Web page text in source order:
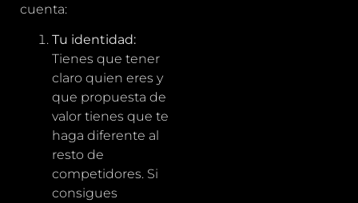
cuenta:
Tu identidad:
Tienes que tener
claro quien eres y
que propuesta de
valor tienes que te
haga diferente al
resto de
competidores. Si
consigues